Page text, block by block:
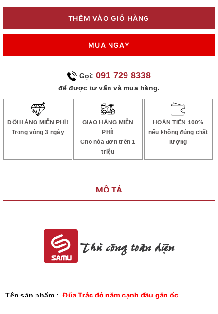
THÊM VÀO GIỎ HÀNG
MUA NGAY
Gọi: 091 729 8338
để được tư vấn và mua hàng.
ĐỔI HÀNG MIỄN PHÍ!
Trong vòng 3 ngày
GIAO HÀNG MIỄN
PHÍ!
Cho hóa đơn trên 1
triệu
HOÀN TIỀN 100%
nếu không đúng chất
lượng
MÔ TẢ
Tên sản phẩm : Đũa Trắc đỏ năm cạnh đầu gắn ốc